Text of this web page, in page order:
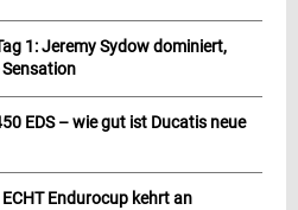
1: Jeremy Sydow dominiert,
EDS – wie gut ist Ducatis neue
Endurocup kehrt an